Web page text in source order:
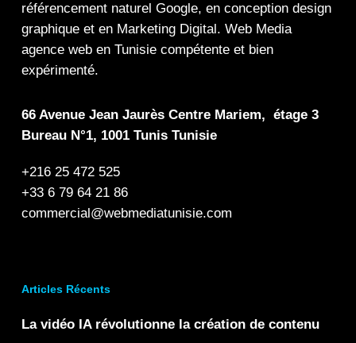
référencement naturel Google, en conception design
graphiqueet en Marketing Digital. Web Media
agence web en Tunisie compétente et bien
expérimenté.
66 Avenue Jean Jaurès Centre Mariem, étage 3
Bureau N°1, 1001 Tunis Tunisie
+216 25 472 525
+33 6 79 64 21 86
commercial@webmediatunisie.com
Articles Récents
La vidéo IA révolutionne la création de contenu